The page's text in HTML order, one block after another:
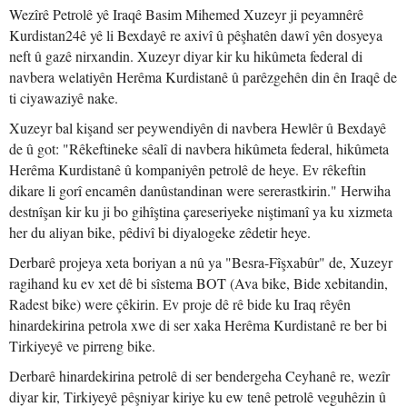
Wezîrê Petrolê yê Iraqê Basim Mihemed Xuzeyr ji peyamnêrê
Kurdistan24ê yê li Bexdayê re axivî û pêşhatên dawî yên dosyeya
neft û gazê nirxandin. Xuzeyr diyar kir ku hikûmeta federal di
navbera welatiyên Herêma Kurdistanê û parêzgehên din ên Iraqê de
ti ciyawaziyê nake.
Xuzeyr bal kişand ser peywendiyên di navbera Hewlêr û Bexdayê
de û got: "Rêkeftineke sêalî di navbera hikûmeta federal, hikûmeta
Herêma Kurdistanê û kompaniyên petrolê de heye. Ev rêkeftin
dikare li gorî encamên danûstandinan were sererastkirin." Herwiha
destnîşan kir ku ji bo gihîştina çareseriyeke niştimanî ya ku xizmeta
her du aliyan bike, pêdivî bi diyalogeke zêdetir heye.
Derbarê projeya xeta boriyan a nû ya "Besra-Fîşxabûr" de, Xuzeyr
ragihand ku ev xet dê bi sîstema BOT (Ava bike, Bide xebitandin,
Radest bike) were çêkirin. Ev proje dê rê bide ku Iraq rêyên
hinardekirina petrola xwe di ser xaka Herêma Kurdistanê re ber bi
Tirkiyeyê ve pirreng bike.
Derbarê hinardekirina petrolê di ser bendergeha Ceyhanê re, wezîr
diyar kir, Tirkiyeyê pêşniyar kiriye ku ew tenê petrolê veguhêzin û